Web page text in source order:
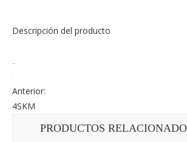
Descripción del producto
Anterior:
4SKM
PRODUCTOS